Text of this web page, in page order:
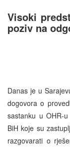
Visoki
poziv na
Danas je u
dogovora o
sastanku u OHR-
BiH koje su
razgovarati o